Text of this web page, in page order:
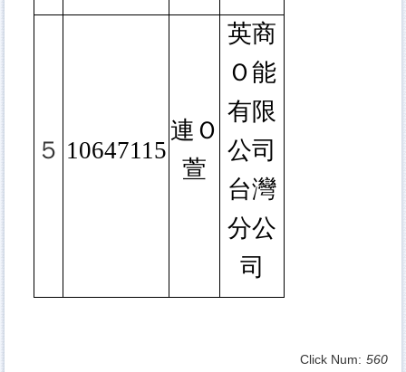
５ 10647115
連Ｏ
萱
英商
Ｏ能
有限
公司
台灣
分公
司
Click Num: 560